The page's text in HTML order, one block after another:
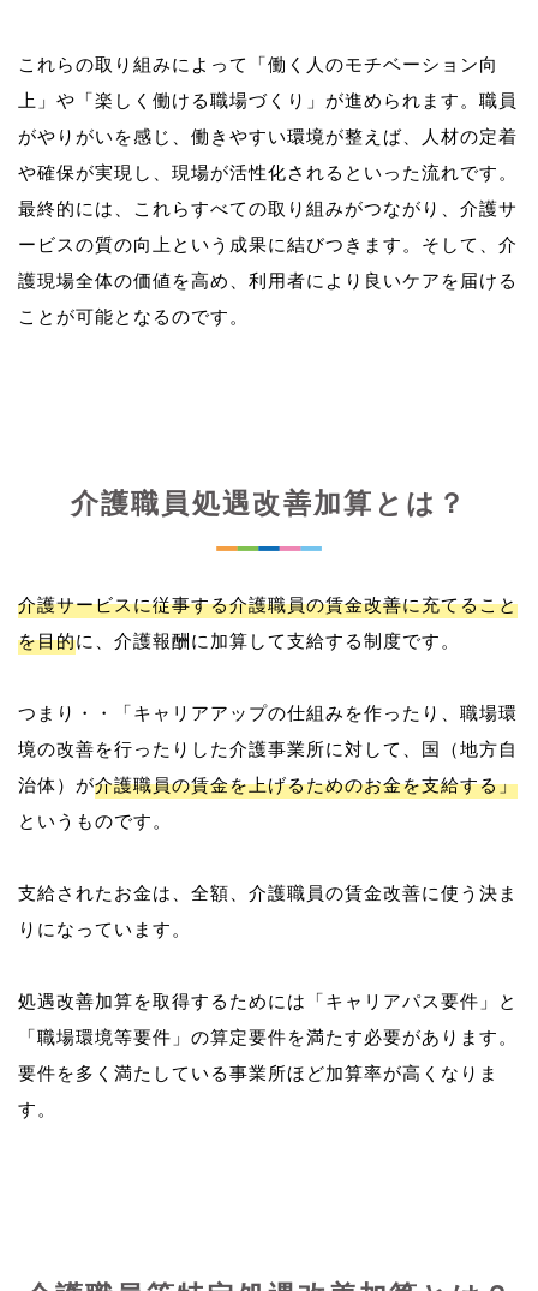
これらの取り組みによって「働く人のモチベーション向
上」や「楽しく働ける職場づくり」が進められます。職員
がやりがいを感じ、働きやすい環境が整えば、人材の定着
や確保が実現し、現場が活性化されるといった流れです。
最終的には、これらすべての取り組みがつながり、介護サ
ービスの質の向上という成果に結びつきます。そして、介
護現場全体の価値を高め、利用者により良いケアを届ける
介護職員処遇改善加算とは？
介護サービスに従事する介護職員の賃金改善に充てること
を目的に、介護報酬に加算して支給する制度です。
つまり・・「キャリアアップの仕組みを作ったり、職場環
境の改善を行ったりした介護事業所に対して、国（地方自
治体）が介護職員の賃金を上げるためのお金を支給する」
というものです。
支給されたお金は、全額、介護職員の賃金改善に使う決ま
りになっています。
処遇改善加算を取得するためには「キャリアパス要件」と
「職場環境等要件」の算定要件を満たす必要があります。
要件を多く満たしている事業所ほど加算率が高くなりま
す。